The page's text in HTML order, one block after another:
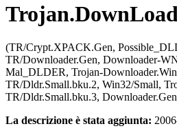
(TR/Crypt.XPACK.Gen,
TR/Downloader.Gen, Downloader-
Mal_DLDER, Trojan-
TR/Dldr.Small.bku.2, Win32/Small,
TR/Dldr.Small.bku.3,
La descrizione è stata aggiunta: